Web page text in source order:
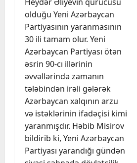
olduğu Yeni Azərbaycan
Partiyasının yaranmasının
30 ili tamam olur. Yeni
Azərbaycan Partiyası ötən
əsrin 90-cı illərinin
əvvəllərində zamanın
tələbindən irəli gələrək
Azərbaycan xalqının arzu
və istəklərinin ifadəçisi kimi
yaranmışdır. Həbib Misirov
bildirib ki, Yeni Azərbaycan
Partiyası yarandığı gündən